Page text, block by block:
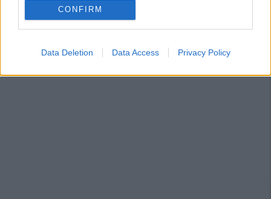
CONFIRM
Data Deletion Data Access Privacy Policy